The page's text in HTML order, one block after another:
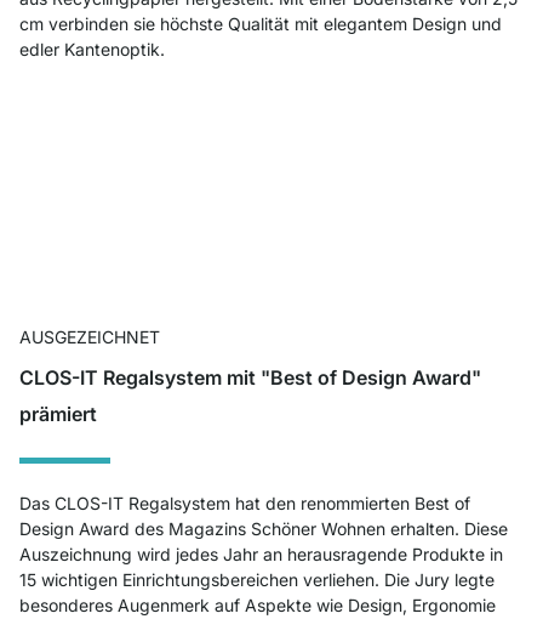
cm verbinden sie höchste Qualität mit elegantem Design und
edler Kantenoptik.
AUSGEZEICHNET
CLOS-IT Regalsystem mit "Best of Design Award"
prämiert
Das CLOS-IT Regalsystem hat den renommierten Best of
Design Award des Magazins Schöner Wohnen erhalten. Diese
Auszeichnung wird jedes Jahr an herausragende Produkte in
15 wichtigen Einrichtungsbereichen verliehen. Die Jury legte
besonderes Augenmerk auf Aspekte wie Design, Ergonomie